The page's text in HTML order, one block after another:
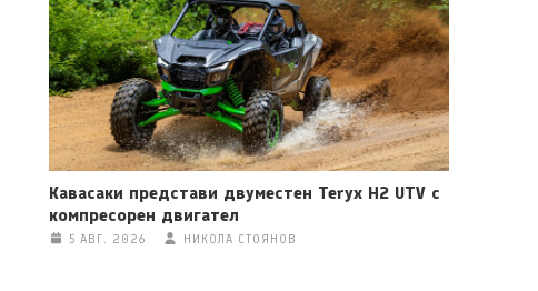
Кавасаки представи двуместен Teryx H2 UTV с
компресорен двигател
5 АВГ. 2026 НИКОЛА СТОЯНОВ